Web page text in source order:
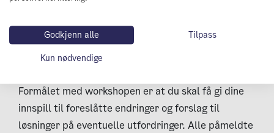
bygge- og anleggsplasser.
Ved stor pågang vil vi begrense deltakelsen til 1-2
Formålet med workshopen er at du skal få gi dine
innspill til foreslåtte endringer og forslag til
løsninger på eventuelle utfordringer. Alle påmeldte
Godkjenn alle
Tilpass
Kun nødvendige